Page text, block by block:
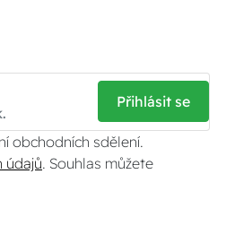
Přihlásit se
obchodních sdělení.
údajů. Souhlas můžete